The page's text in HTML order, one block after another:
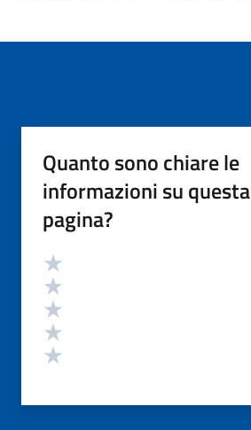
Quanto sono chiare le
informazioni su questa
pagina?
Valutazione